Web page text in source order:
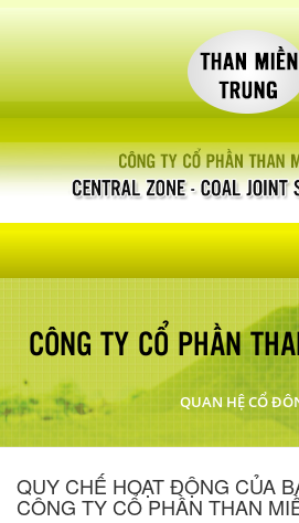
CÔNG TY CỔ PHẦN
QUAN HỆ CỔ
QUY CHẾ HOẠT ĐỘNG CỦA
CÔNG TY CỔ PHẦN THAN